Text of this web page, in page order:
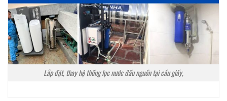
Lắp đặt, thay hệ thống lọc nước đầu nguồn tại cầu giấy,